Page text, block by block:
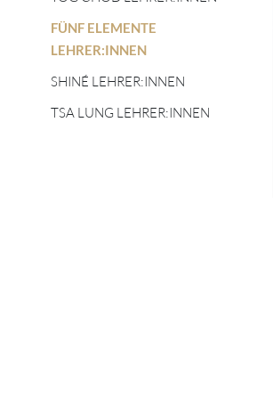
TIBETISCHE
ASTROLOGIE
FÜNF ELEMENTE
LEHRER:INNEN
SHINÉ LEHRER:INNEN
TSA LUNG LEHRER:INNEN
FÜNF ELEMENTE
LEHRER:INNEN
SHINÉ LEHRER:INNEN
TSA LUNG LEHRER:INNEN